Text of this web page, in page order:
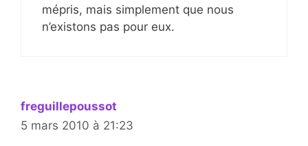
mépris, mais simplement que nous
n’existons pas pour eux.
freguillepoussot
5 mars 2010 à 21:23